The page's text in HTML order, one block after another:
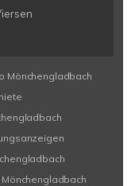
Mönchengladbach